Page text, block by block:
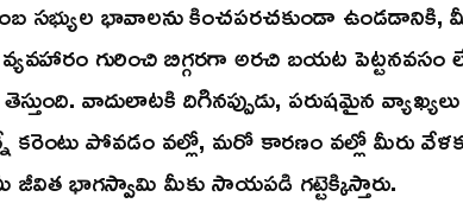
సభ్యుల భావాలను కించపరచకుండా ఉండడానికి,
గురించి బిగ్గరగా అరచి బయట పెట్టనవసం
వాదులాటకి దిగినప్పుడు, పరుషమైన
పోవడం వల్లో, మరో కారణం వల్లో మీరు
భాగస్వామి మీకు సాయపడి గట్టెక్కిస్తారు.